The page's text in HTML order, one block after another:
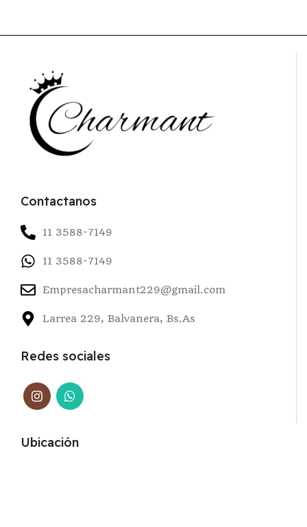
Contactanos
11 3588-7149
11 3588-7149
Empresacharmant229@gmail.com
Larrea 229, Balvanera, Bs.As
Redes sociales
Ubicación